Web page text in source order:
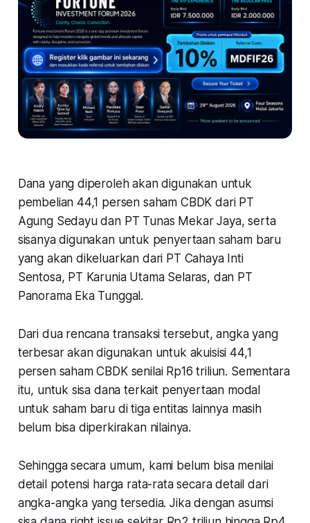
Dana yang diperoleh akan digunakan untuk
pembelian 44,1 persen saham CBDK dari PT
Agung Sedayu dan PT Tunas Mekar Jaya, serta
sisanya digunakan untuk penyertaan saham baru
yang akan dikeluarkan dari PT Cahaya Inti
Sentosa, PT Karunia Utama Selaras, dan PT
Panorama Eka Tunggal.
Dari dua rencana transaksi tersebut, angka yang
terbesar akan digunakan untuk akuisisi 44,1
persen saham CBDK senilai Rp16 triliun. Sementara
itu, untuk sisa dana terkait penyertaan modal
untuk saham baru di tiga entitas lainnya masih
belum bisa diperkirakan nilainya.
Sehingga secara umum, kami belum bisa menilai
detail potensi harga rata-rata secara detail dari
angka-angka yang tersedia. Jika dengan asumsi